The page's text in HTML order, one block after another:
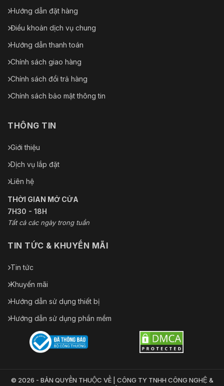
Hướng dẫn đặt hàng
Điều khoản dịch vụ chung
Hướng dẫn thanh toán
Chính sách giao hàng
Chính sách đổi trả hàng
Chính sách bảo mật thông tin
THÔNG TIN
Giới thiệu
Dịch vụ lắp đặt
Liên hệ
THỜI GIAN MỞ CỬA
7H30 - 18H
Tất cả các ngày trong tuần
TIN TỨC & KHUYẾN MÃI
Tin tức
Khuyến mãi
Hướng dẫn sử dụng thiết bị
Hướng dẫn sử dụng phần mềm
© 2026 - BẢN QUYỀN THUỘC VỀ | CÔNG TY TNHH CÔNG NGHỆ &